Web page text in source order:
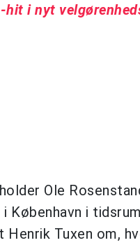
hit i nyt
Ole
København i
Tuxen om,